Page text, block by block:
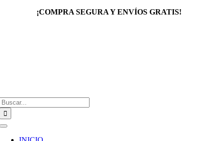
¡COMPRA SEGURA Y ENVÍOS GRATIS!
Toggle
Navigation